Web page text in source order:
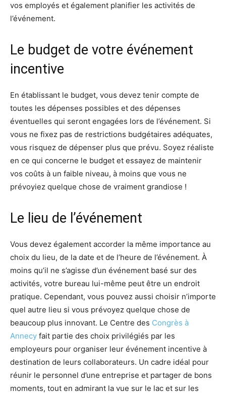
vos employés et également planifier les activités de
l’événement.
Le budget de votre événement
incentive
En établissant le budget, vous devez tenir compte de
toutes les dépenses possibles et des dépenses
éventuelles qui seront engagées lors de l’événement. Si
vous ne fixez pas de restrictions budgétaires adéquates,
vous risquez de dépenser plus que prévu. Soyez réaliste
en ce qui concerne le budget et essayez de maintenir
vos coûts à un faible niveau, à moins que vous ne
prévoyiez quelque chose de vraiment grandiose !
Le lieu de l’événement
Vous devez également accorder la même importance au
choix du lieu, de la date et de l’heure de l’événement. À
moins qu’il ne s’agisse d’un événement basé sur des
activités, votre bureau lui-même peut être un endroit
pratique. Cependant, vous pouvez aussi choisir n’importe
quel autre lieu si vous prévoyez quelque chose de
beaucoup plus innovant. Le Centre des Congrès à
Annecy fait partie des choix privilégiés par les
employeurs pour organiser leur événement incentive à
destination de leurs collaborateurs. Un cadre idéal pour
réunir le personnel d’une entreprise et partager de bons
moments, tout en admirant la vue sur le lac et sur les